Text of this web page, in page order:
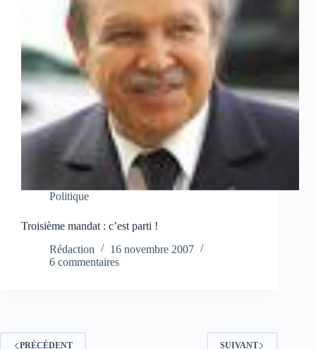
Politique
Troisième mandat : c’est parti !
Rédaction
16 novembre 2007
6 commentaires
PRÉCÉDENT SUIVANT